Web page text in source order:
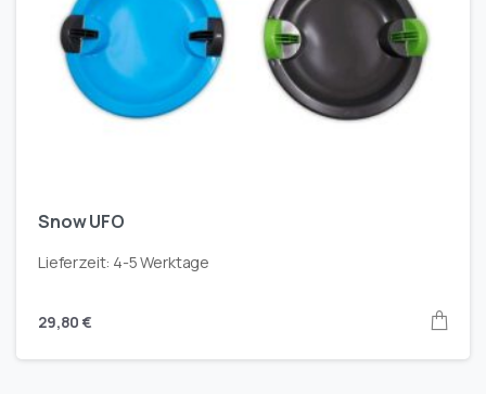
Snow UFO
Lieferzeit: 4-5 Werktage
29,80€